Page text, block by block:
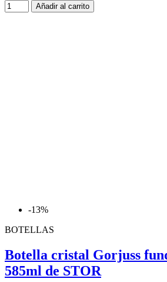
Añadir al carrito
-13%
BOTELLAS
Botella cristal Gorjuss
585ml de STOR